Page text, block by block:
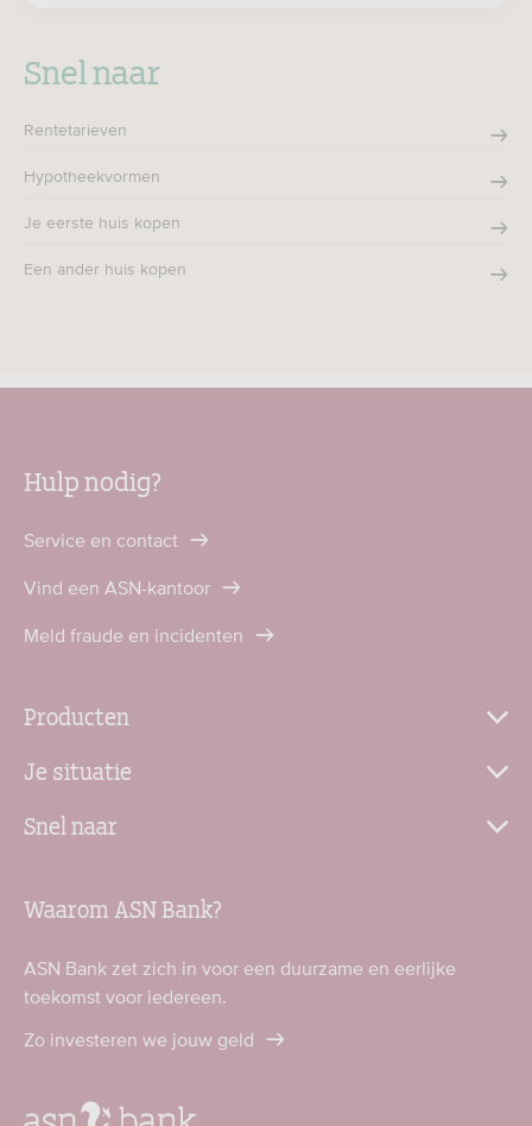
Snel naar
Rentetarieven
Hypotheekvormen
Je eerste huis kopen
Een ander huis kopen
Hulp nodig?
Service en contact
Vind een ASN-kantoor
Meld fraude en incidenten
Producten
Je situatie
Snel naar
Waarom ASN Bank?
ASN Bank zet zich in voor een duurzame en eerlijke
toekomst voor iedereen.
Zo investeren we jouw geld